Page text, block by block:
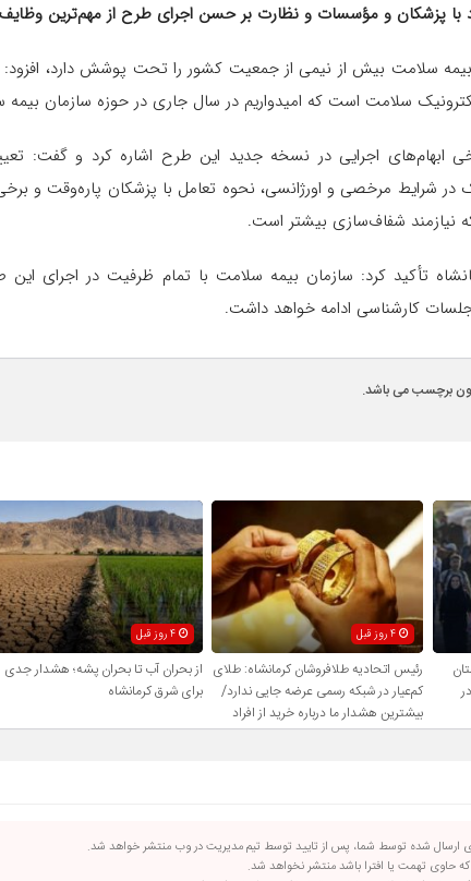
با پزشکان و مؤسسات و نظارت بر حسن اجرای طرح از مهم‌ترین
بیمه سلامت بیش از نیمی از جمعیت کشور را تحت پوشش دارد،
الکترونیک سلامت است که امیدواریم در سال جاری در حوزه سازمان
اجرایی در نسخه جدید این طرح اشاره کرد و گفت:
در شرایط مرخصی و اورژانسی، نحوه تعامل با پزشکان پاره‌وقت و
نیازمند شفاف‌سازی بیشتر است.
تأکید کرد: سازمان بیمه سلامت با تمام ظرفیت در اجرای
کارشناسی ادامه خواهد داشت.
برچسب می باشد.
4 روز قبل
رئیس اتحادیه طلافروشان کرمانشاه: طلای
کم‌عیار در شبکه رسمی عرضه جایی ندارد/
بیشترین هشدار ما درباره خرید از افراد
فاقد صلاحیت است
4 روز قبل
از بحران آب تا بحران پشه؛ هشدار جدی
برای شرق کرمانشاه
ارسال شده توسط شما، پس از تایید توسط تیم مدیریت در وب منتشر خواهد شد.
که حاوی تهمت یا افترا باشد منتشر نخواهد شد.